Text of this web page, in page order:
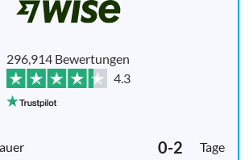
296,914 Bewertungen
4.3
0-2 Tage